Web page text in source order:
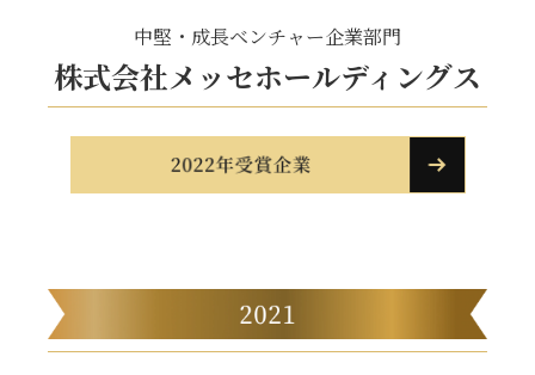
中堅・成長ベンチャー企業部門
株式会社メッセホールディングス